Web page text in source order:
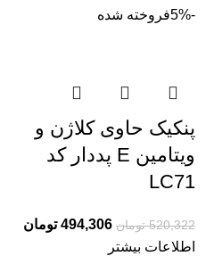
-5% فروخته شده
پنکیک حاوی کلاژن و
ویتامین E پددار کد
LC71
520,322 تومان 494,306 تومان
اطلاعات بیشتر